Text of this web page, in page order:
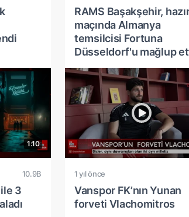
RAMS Başakşehir,
maçında Almanya
temsilcisi Fortuna
Düsseldorf'u mağlup
1:10
10.9B
3
1 yıl önce
Vanspor FK’nın Yunan
forveti Vlachomitros